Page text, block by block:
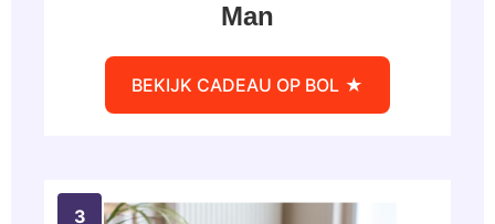
Man
BEKIJK CADEAU OP BOL